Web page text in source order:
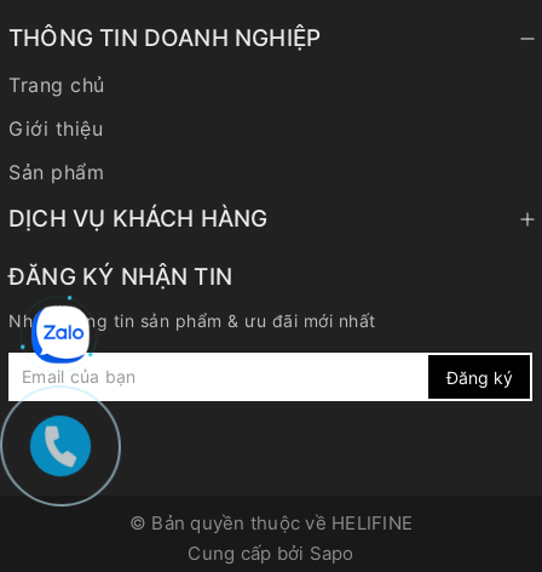
THÔNG TIN DOANH NGHIỆP
Trang chủ
Giới thiệu
Sản phẩm
DỊCH VỤ KHÁCH HÀNG
ĐĂNG KÝ NHẬN TIN
Nhận thông tin sản phẩm & ưu đãi mới nhất
Đăng ký
© Bản quyền thuộc về HELIFINE
Cung cấp bởi Sapo